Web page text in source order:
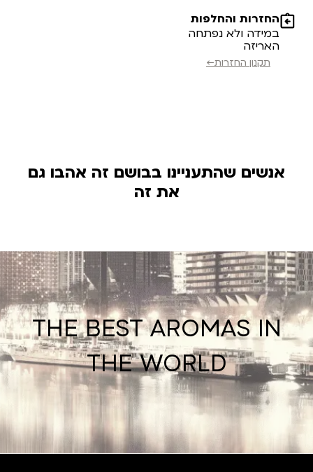
החזרות והחלפות
במידה ולא נפתחה
האריזה
תקנון החזרות←
אנשים שהתעניינו בבושם זה אהבו גם
את זה
THE BEST AROMAS IN
THE WORLD